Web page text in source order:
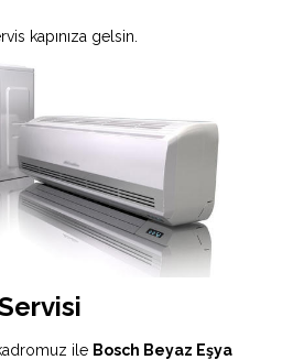
kapınıza gelsin.
ile Bosch Beyaz Eşya